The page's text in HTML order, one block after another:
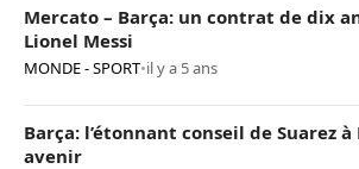
Mercato – Barça: un contrat de dix
Lionel Messi
MONDE - SPORT•il y a 5 ans
Barça: l’étonnant conseil de Suarez à
avenir